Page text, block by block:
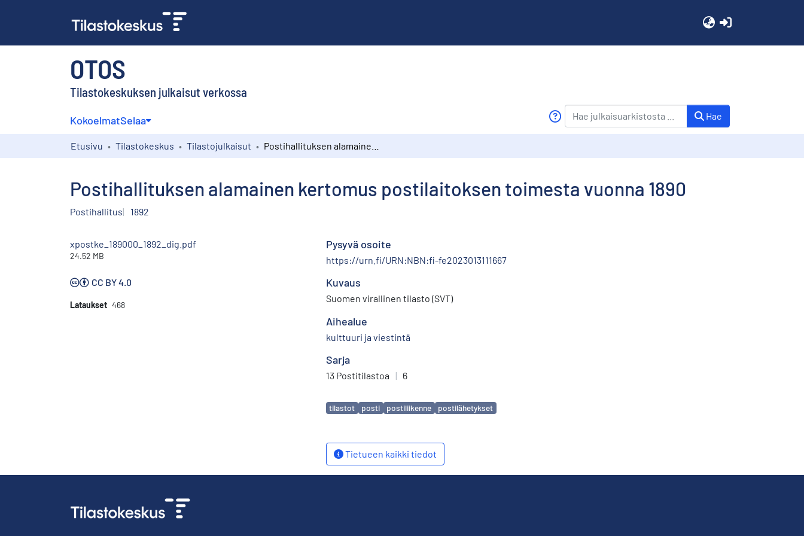
OTOS
Tilastokeskuksen julkaisut verkossa
KokoelmatSelaa Hae
Etusivu Tilastokeskus Tilastojulkaisut
Postihallituksen alamainen kertomus postilaitoksen toimesta vuonna 1890
Postihallitus 1892
xpostke_189000_1892_dig.pdf
24.52 MB
CC BY 4.0
Lataukset 468
Pysyvä osoite
https://urn.fi/URN:NBN:fi-fe2023013111667
Kuvaus
Suomen virallinen tilasto (SVT)
Aihealue
kulttuuri ja viestintä
Sarja
13 Postitilastoa | 6
Avainsanat
tilastot posti postiliikenne postilähetykset
Tietueen kaikki tiedot